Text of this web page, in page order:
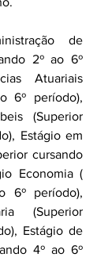
de
2º ao 6º
Atuariais
6º período),
(Superior
Estágio em
cursando
Economia (
6º período),
(Superior
Estágio de
4º ao 6º